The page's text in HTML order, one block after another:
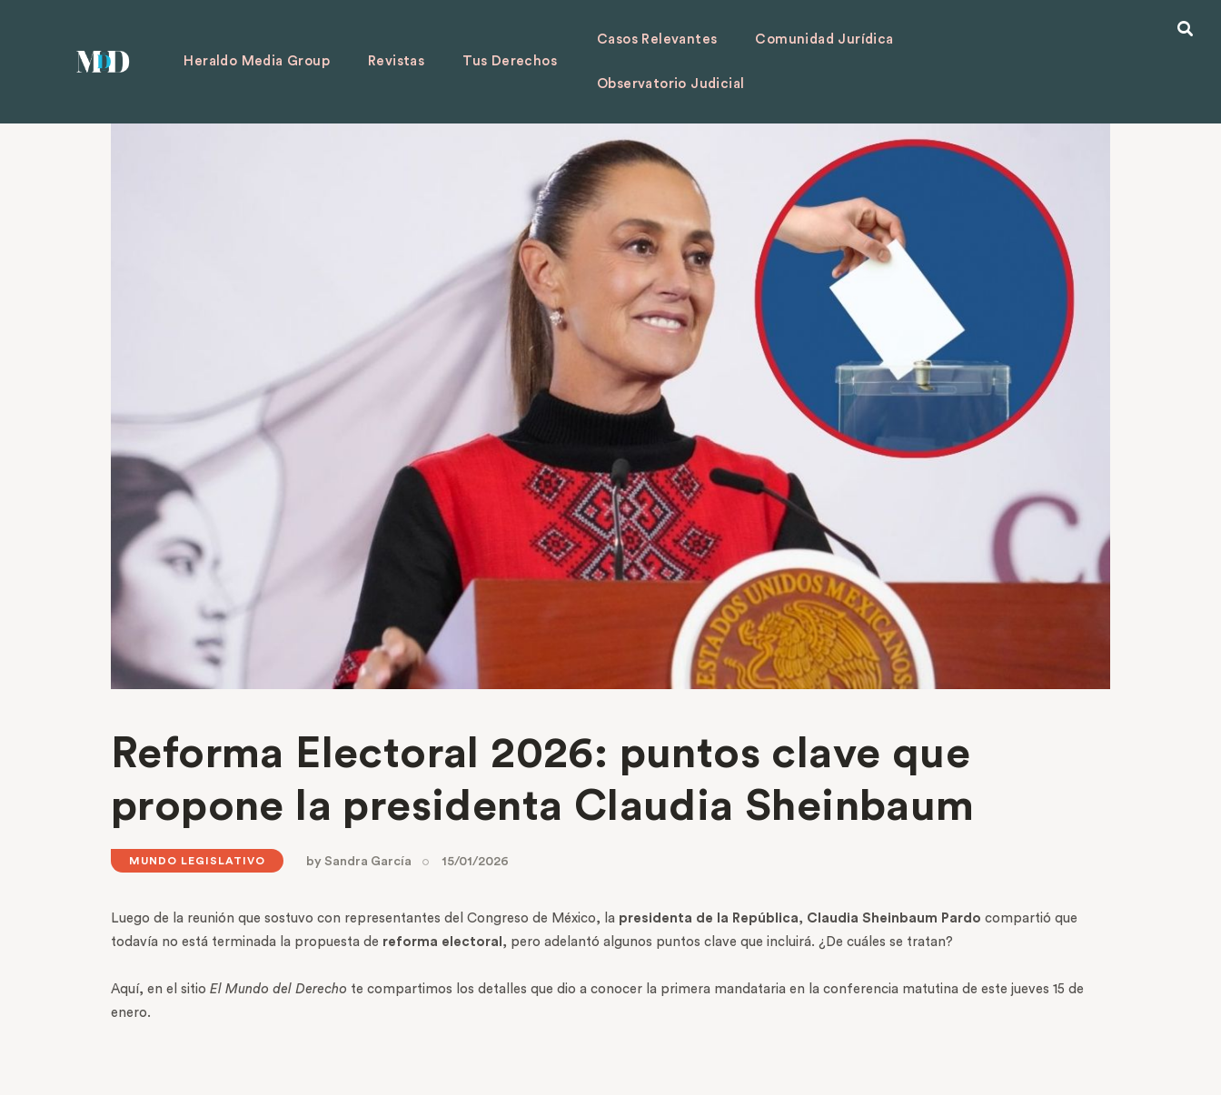
Heraldo Media Group Revistas Tus Derechos
Casos Relevantes Comunidad Jurídica
Observatorio Judicial
Reforma Electoral 2026: puntos clave que
propone la presidenta Claudia Sheinbaum
MUNDO LEGISLATIVO bySandra García 15/01/2026
Luego de la reunión que sostuvo con representantes del Congreso de México, la presidenta de la República, Claudia Sheinbaum Pardo compartió que
todavía no está terminada la propuesta de reforma electoral , pero adelantó algunos puntos clave que incluirá. ¿De cuáles se tratan?
Aquí, en el sitio El Mundo del Derecho te compartimos los detalles que dio a conocer la primera mandataria en la conferencia matutina de este jueves 15 de
enero.